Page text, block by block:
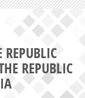
REPUBLIC
REPUBLIC